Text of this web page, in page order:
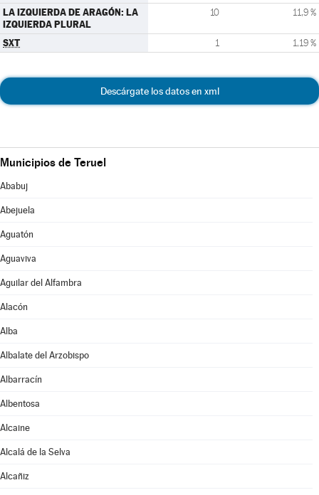
LA IZQUIERDA DE ARAGÓN: LA
IZQUIERDA PLURAL
10 11,9 %
SXT 1 1,19 %
Descárgate los datos en xml
Municipios de Teruel
Ababuj
Abejuela
Aguatón
Aguaviva
Aguilar del Alfambra
Alacón
Alba
Albalate del Arzobispo
Albarracín
Albentosa
Alcaine
Alcalá de la Selva
Alcañiz